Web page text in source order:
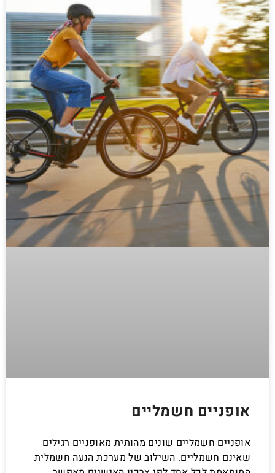
אופניים חשמליים
אופניים חשמליים שונים מהותית מאופניים רגילים
שאינם חשמליים. השילוב של מערכת הנעה חשמלית